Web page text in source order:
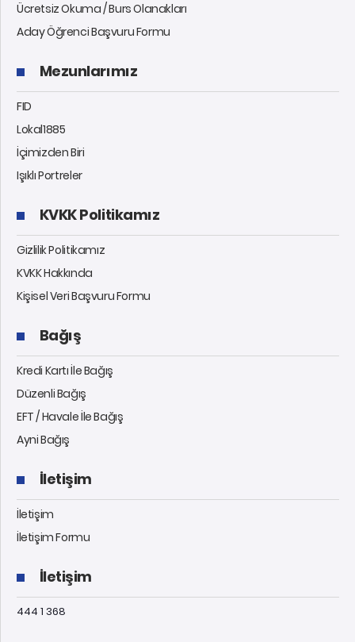
Ücretsiz Okuma / Burs Olanakları
Aday Öğrenci Başvuru Formu
Mezunlarımız
FID
Lokal1885
İçimizden Biri
Işıklı Portreler
KVKK Politikamız
Gizlilik Politikamız
KVKK Hakkında
Kişisel Veri Başvuru Formu
Bağış
Kredi Kartı İle Bağış
Düzenli Bağış
EFT / Havale İle Bağış
Ayni Bağış
İletişim
İletişim
İletişim Formu
İletişim
444 1 368